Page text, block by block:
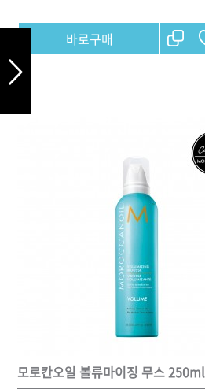
강원
모로칸오일 볼류마이징 무스 250ml